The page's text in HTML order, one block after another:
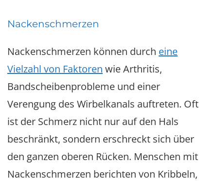
Nackenschmerzen
Nackenschmerzen können durch eine
Vielzahl von Faktoren wie Arthritis,
Bandscheibenprobleme und einer
Verengung des Wirbelkanals auftreten. Oft
ist der Schmerz nicht nur auf den Hals
beschränkt, sondern erschreckt sich über
den ganzen oberen Rücken. Menschen mit
Nackenschmerzen berichten von Kribbeln,